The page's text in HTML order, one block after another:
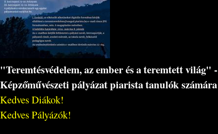
"Teremtésvédelem, az ember és a teremtett világ" -
Képzőművészeti pályázat piarista tanulók számára
Kedves Diákok!
Kedves Pályázók!